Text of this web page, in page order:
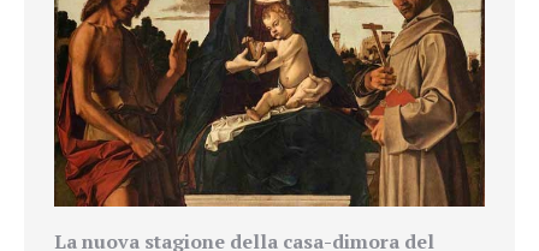
La nuova stagione della casa-dimora del